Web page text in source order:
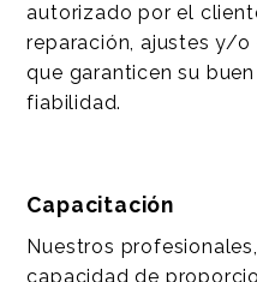
autorizado por el
reparación, ajustes y/
que garanticen su
fiabilidad.
Capacitación
Nuestros
capacidad de